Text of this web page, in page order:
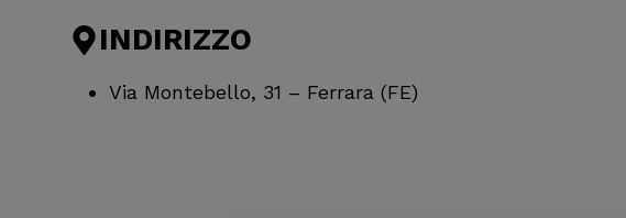
INDIRIZZO
Via Montebello, 31 – Ferrara (FE)